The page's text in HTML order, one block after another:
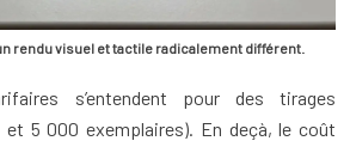
rendu visuel et tactile radicalement différent.
s’entendent pour des tirages
et 5 000 exemplaires). En deçà, le coût